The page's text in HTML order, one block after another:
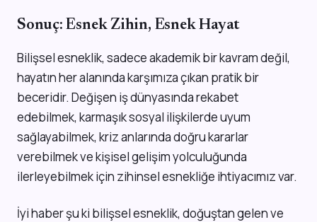
Sonuç: Esnek Zihin, Esnek Hayat
Bilişsel esneklik, sadece akademik bir kavram değil,
hayatın her alanında karşımıza çıkan pratik bir
beceridir. Değişen iş dünyasında rekabet
edebilmek, karmaşık sosyal ilişkilerde uyum
sağlayabilmek, kriz anlarında doğru kararlar
verebilmek ve kişisel gelişim yolculuğunda
ilerleyebilmek için zihinsel esnekliğe ihtiyacımız var.
İyi haber şu ki bilişsel esneklik, doğuştan gelen ve